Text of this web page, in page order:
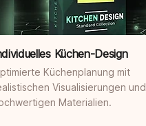
Küchen-Design
Küchenplanung mit
Visualisierungen und
Materialien.